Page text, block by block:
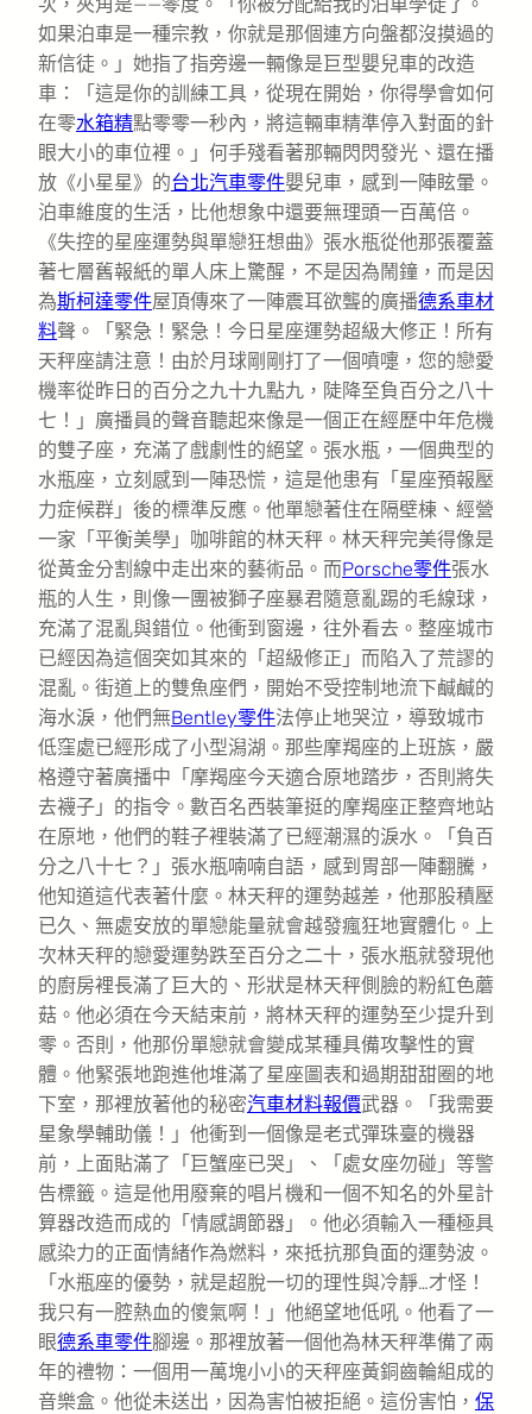
如果泊車是一種宗教，你就是那個連方向盤都沒摸過的
新信徒。」她指了指旁邊一輛像是巨型嬰兒車的改造
車：「這是你的訓練工具，從現在開始，你得學會如何
在零水箱精點零零一秒內，將這輛車精準停入對面的針
眼大小的車位裡。」何手殘看著那輛閃閃發光、還在播
放《小星星》的台北汽車零件嬰兒車，感到一陣眩暈。
泊車維度的生活，比他想象中還要無理頭一百萬倍。
《失控的星座運勢與單戀狂想曲》張水瓶從他那張覆蓋
著七層舊報紙的單人床上驚醒，不是因為鬧鐘，而是因
為斯柯達零件屋頂傳來了一陣震耳欲聾的廣播德系車材
料聲。「緊急！緊急！今日星座運勢超級大修正！所有
天秤座請注意！由於月球剛剛打了一個噴嚏，您的戀愛
機率從昨日的百分之九十九點九，陡降至負百分之八十
七！」廣播員的聲音聽起來像是一個正在經歷中年危機
的雙子座，充滿了戲劇性的絕望。張水瓶，一個典型的
水瓶座，立刻感到一陣恐慌，這是他患有「星座預報壓
力症候群」後的標準反應。他單戀著住在隔壁棟、經營
一家「平衡美學」咖啡館的林天秤。林天秤完美得像是
從黃金分割線中走出來的藝術品。而Porsche零件張水
瓶的人生，則像一團被獅子座暴君隨意亂踢的毛線球，
充滿了混亂與錯位。他衝到窗邊，往外看去。整座城市
已經因為這個突如其來的「超級修正」而陷入了荒謬的
混亂。街道上的雙魚座們，開始不受控制地流下鹹鹹的
海水淚，他們無Bentley零件法停止地哭泣，導致城市
低窪處已經形成了小型潟湖。那些摩羯座的上班族，嚴
格遵守著廣播中「摩羯座今天適合原地踏步，否則將失
去襪子」的指令。數百名西裝筆挺的摩羯座正整齊地站
在原地，他們的鞋子裡裝滿了已經潮濕的淚水。「負百
分之八十七？」張水瓶喃喃自語，感到胃部一陣翻騰，
他知道這代表著什麼。林天秤的運勢越差，他那股積壓
已久、無處安放的單戀能量就會越發瘋狂地實體化。上
次林天秤的戀愛運勢跌至百分之二十，張水瓶就發現他
的廚房裡長滿了巨大的、形狀是林天秤側臉的粉紅色蘑
菇。他必須在今天結束前，將林天秤的運勢至少提升到
零。否則，他那份單戀就會變成某種具備攻擊性的實
體。他緊張地跑進他堆滿了星座圖表和過期甜甜圈的地
下室，那裡放著他的秘密汽車材料報價武器。「我需要
星象學輔助儀！」他衝到一個像是老式彈珠臺的機器
前，上面貼滿了「巨蟹座已哭」、「處女座勿碰」等警
告標籤。這是他用廢棄的唱片機和一個不知名的外星計
算器改造而成的「情感調節器」。他必須輸入一種極具
感染力的正面情緒作為燃料，來抵抗那負面的運勢波。
「水瓶座的優勢，就是超脫一切的理性與冷靜…才怪！
我只有一腔熱血的傻氣啊！」他絕望地低吼。他看了一
眼德系車零件腳邊。那裡放著一個他為林天秤準備了兩
年的禮物：一個用一萬塊小小的天秤座黃銅齒輪組成的
音樂盒。他從未送出，因為害怕被拒絕。這份害怕， 保